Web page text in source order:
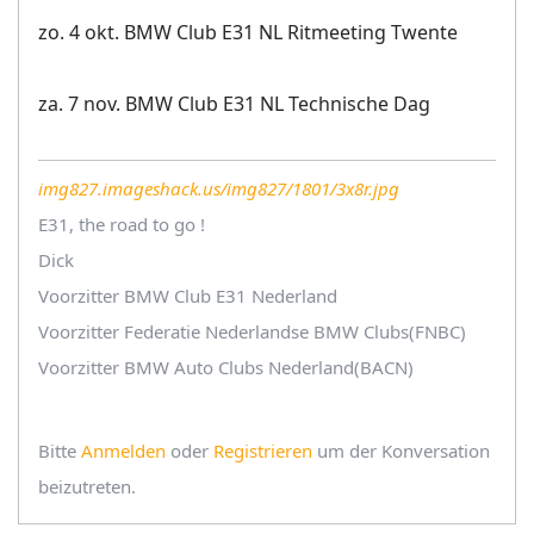
zo. 4 okt. BMW Club E31 NL Ritmeeting Twente
za. 7 nov. BMW Club E31 NL Technische Dag
img827.imageshack.us/img827/1801/3x8r.jpg
E31, the road to go !
Dick
Voorzitter BMW Club E31 Nederland
Voorzitter Federatie Nederlandse BMW Clubs(FNBC)
Voorzitter BMW Auto Clubs Nederland(BACN)
Bitte Anmelden oder Registrieren um der Konversation
beizutreten.